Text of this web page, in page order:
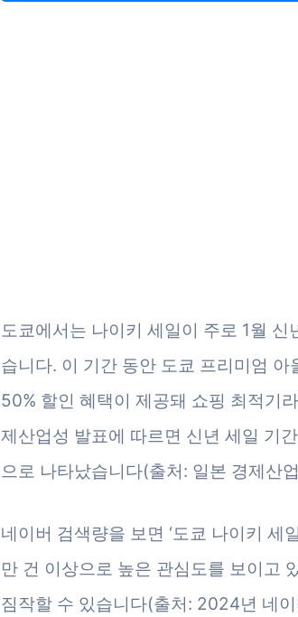
도쿄에서는 나이키 세일이 주로 1월
습니다. 이 기간 동안 도쿄 프리미엄
50% 할인 혜택이 제공돼 쇼핑 최적기
제산업성 발표에 따르면 신년 세일 기
으로 나타났습니다(출처: 일본 경제산
네이버 검색량을 보면 ‘도쿄 나이키 세
만 건 이상으로 높은 관심도를 보이고
짐작할 수 있습니다(출처: 2024년 네